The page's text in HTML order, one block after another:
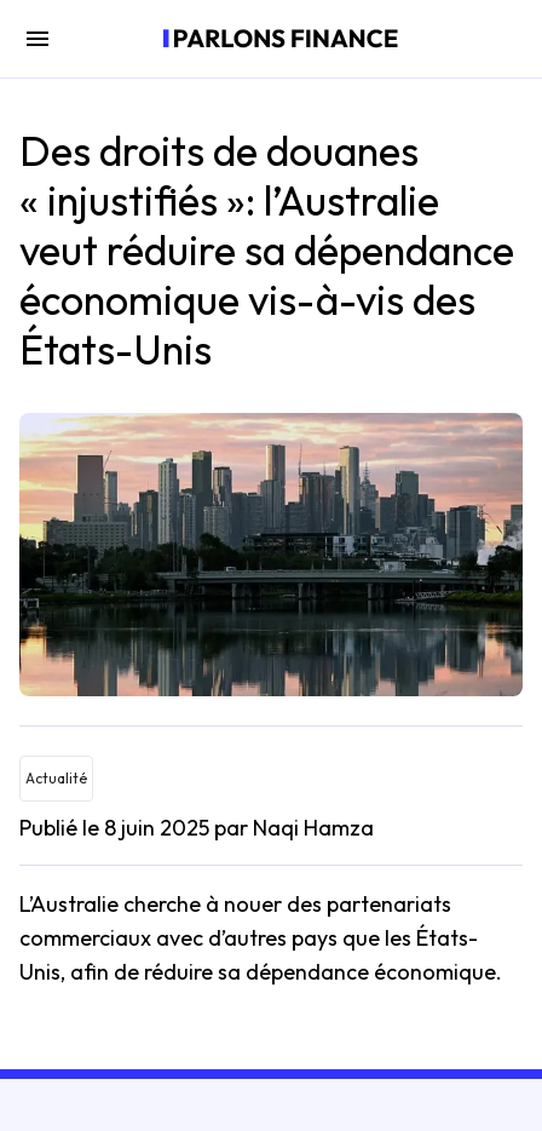
Des droits de douanes
« injustifiés »: l’Australie
veut réduire sa dépendance
économique vis-à-vis des
États-Unis
Actualité
Publié le 8 juin 2025 par Naqi Hamza
L’Australie cherche à nouer des partenariats
commerciaux avec d’autres pays que les États-
Unis, afin de réduire sa dépendance économique.